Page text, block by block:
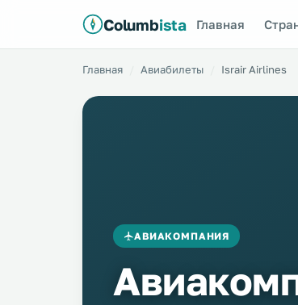
Columbista Главная
Главная Авиабилеты Israir Airlines
АВИАКОМПАНИЯ